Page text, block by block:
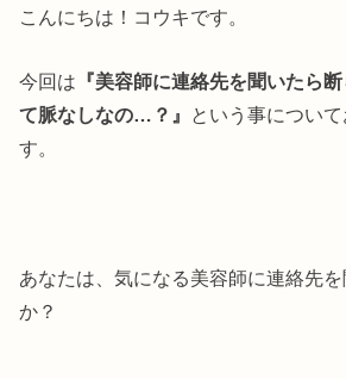
こんにちは！コウキです。
今回は 『美容師に連絡先を聞いたら
て脈なしなの…？』 という事につい
す。
あなたは、気になる美容師に連絡先
か？